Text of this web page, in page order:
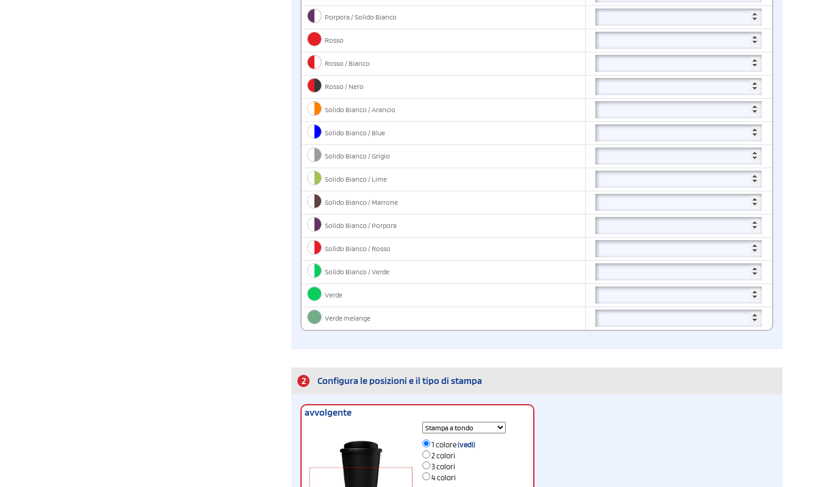
Porpora / Solido Bianco
Rosso
Rosso / Bianco
Rosso / Nero
Solido Bianco / Arancio
Solido Bianco / Blue
Solido Bianco / Grigio
Solido Bianco / Lime
Solido Bianco / Marrone
Solido Bianco / Porpora
Solido Bianco / Rosso
Solido Bianco / Verde
Verde
Verde melange
2 Configura le posizioni e il tipo di stampa
avvolgente
1 colore(vedi)
2 colori
3 colori
4 colori